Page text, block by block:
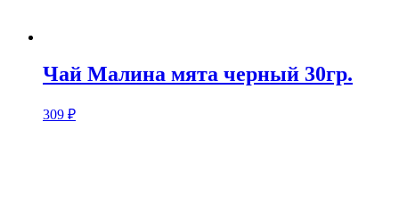
Чай Малина мята черный 30гр.
309 ₽